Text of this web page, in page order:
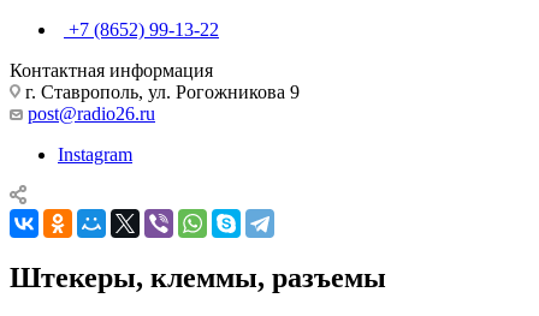
+7 (8652) 99-13-22
Контактная информация
г. Ставрополь, ул. Рогожникова 9
post@radio26.ru
Instagram
Штекеры, клеммы, разъемы